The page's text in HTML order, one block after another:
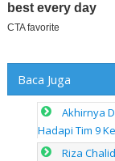
Baca Juga
Akhirnya
Hadapi Tim 9
Riza